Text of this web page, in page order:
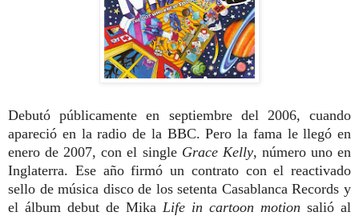
Debutó públicamente en septiembre del 2006, cuando
apareció en la radio de la BBC. Pero la fama le llegó en
enero de 2007, con el single Grace Kelly, número uno en
Inglaterra. Ese año firmó un contrato con el reactivado
sello de música disco de los setenta Casablanca Records y
el álbum debut de Mika Life in cartoon motion salió al